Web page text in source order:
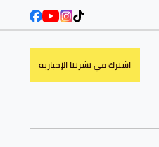
اشترك في نشرتنا الإخبارية